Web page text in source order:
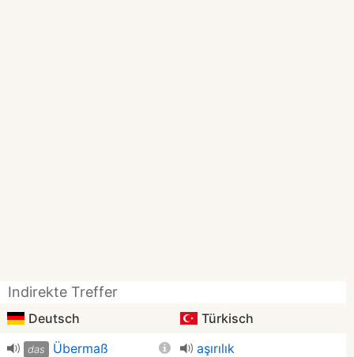
Indirekte Treffer
Deutsch Türkisch
das Übermaß
aşırılık